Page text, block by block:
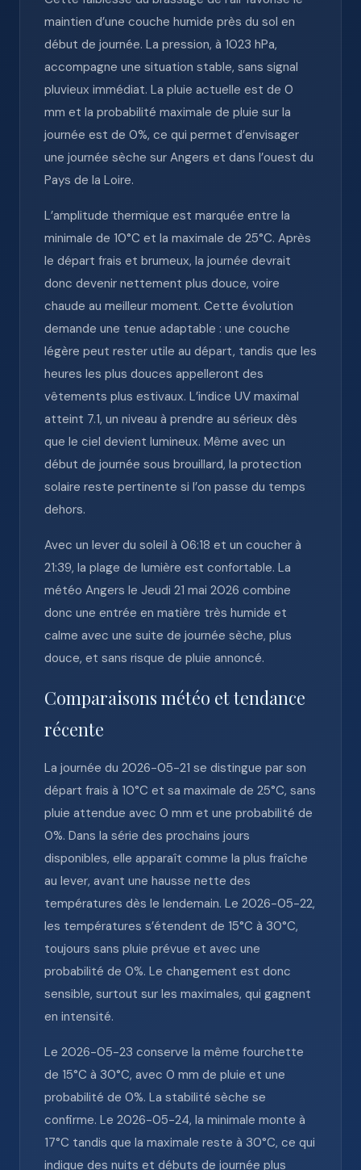
maintien d’une couche humide près du sol en
début de journée. La pression, à 1023 hPa,
accompagne une situation stable, sans signal
pluvieux immédiat. La pluie actuelle est de 0
mm et la probabilité maximale de pluie sur la
journée est de 0%, ce qui permet d’envisager
une journée sèche sur Angers et dans l’ouest du
Pays de la Loire.
L’amplitude thermique est marquée entre la
minimale de 10°C et la maximale de 25°C. Après
le départ frais et brumeux, la journée devrait
donc devenir nettement plus douce, voire
chaude au meilleur moment. Cette évolution
demande une tenue adaptable : une couche
légère peut rester utile au départ, tandis que les
heures les plus douces appelleront des
vêtements plus estivaux. L’indice UV maximal
atteint 7.1, un niveau à prendre au sérieux dès
que le ciel devient lumineux. Même avec un
début de journée sous brouillard, la protection
solaire reste pertinente si l’on passe du temps
dehors.
Avec un lever du soleil à 06:18 et un coucher à
21:39, la plage de lumière est confortable. La
météo Angers le Jeudi 21 mai 2026 combine
donc une entrée en matière très humide et
calme avec une suite de journée sèche, plus
douce, et sans risque de pluie annoncé.
Comparaisons météo et tendance
récente
La journée du 2026-05-21 se distingue par son
départ frais à 10°C et sa maximale de 25°C, sans
pluie attendue avec 0 mm et une probabilité de
0%. Dans la série des prochains jours
disponibles, elle apparaît comme la plus fraîche
au lever, avant une hausse nette des
températures dès le lendemain. Le 2026-05-22,
les températures s’étendent de 15°C à 30°C,
toujours sans pluie prévue et avec une
probabilité de 0%. Le changement est donc
sensible, surtout sur les maximales, qui gagnent
en intensité.
Le 2026-05-23 conserve la même fourchette
de 15°C à 30°C, avec 0 mm de pluie et une
probabilité de 0%. La stabilité sèche se
confirme. Le 2026-05-24, la minimale monte à
17°C tandis que la maximale reste à 30°C, ce qui
indique des nuits et débuts de journée plus